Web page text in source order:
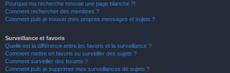
Pourquoi ma recherche renvoie une page blanche ?!
Comment rechercher des membres ?
Comment puis-je trouver mes propres messages et sujets ?
Surveillance et favoris
Quelle est la différence entre les favoris et la surveillance ?
Comment mettre en favoris ou surveiller des sujets ?
Comment surveiller des forums ?
Comment puis-je supprimer mes surveillances de sujets ?